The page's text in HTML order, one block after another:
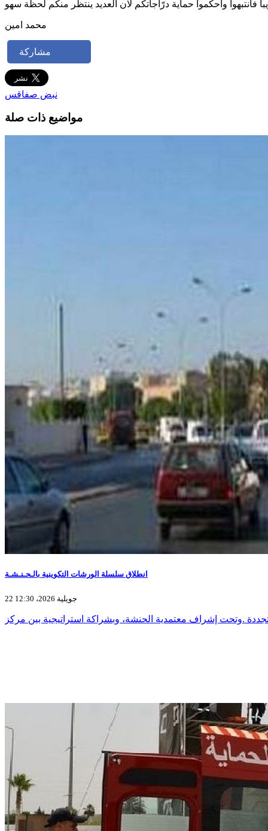
محمد امين
مشاركة
نبض صفاقس
مواضيع ذات صلة
انطلاق سلسلة الورشات التكوينية بالـحـنـشـة
22 جويلية 2026، 12:30